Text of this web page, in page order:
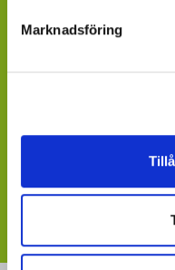
Marknadsföring
Får du ditt varuflöde
tillhandahåller våra
Saknar du en
Visste du att du kan
din försäljning av våra